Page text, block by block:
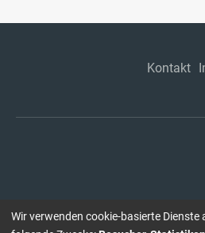
Kontakt
Wir verwenden cookie-basierte Dienste